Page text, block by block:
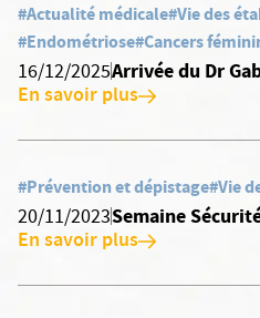
#Actualité médicale#Vie des
#Endométriose#Cancers
16/12/2025Arrivée du Dr
En savoir plus
#Prévention et dépistage#Vie
20/11/2023Semaine
En savoir plus